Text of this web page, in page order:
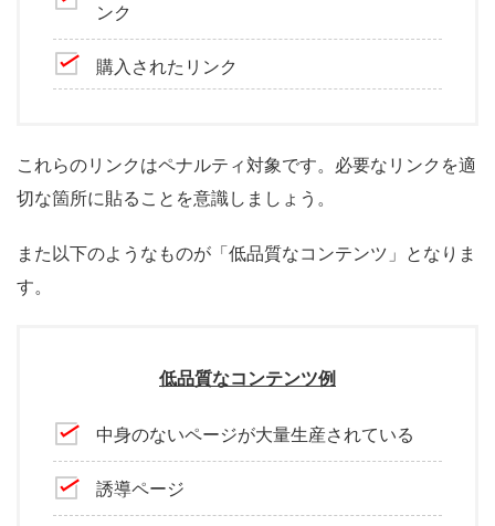
ンク
購入されたリンク
これらのリンクはペナルティ対象です。必要なリンクを適
切な箇所に貼ることを意識しましょう。
また以下のようなものが「低品質なコンテンツ」となりま
す。
低品質なコンテンツ例
中身のないページが大量生産されている
誘導ページ